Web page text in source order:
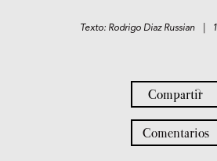
Texto: Rodrigo Diaz Russian |
Compartir
Comentarios